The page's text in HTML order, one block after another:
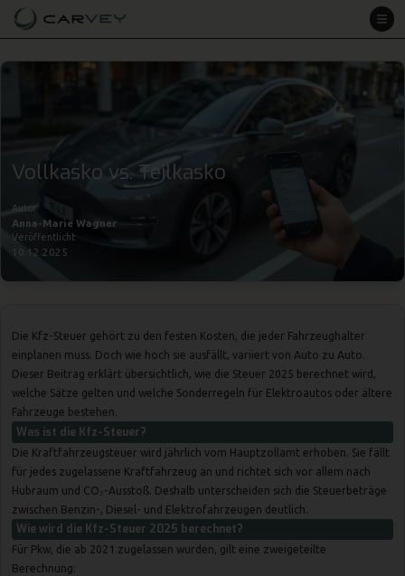
Vollkasko vs. Teilkasko
Autor
Anna-Marie Wagner
Veröffentlicht
10.12.2025
Die Kfz-Steuer gehört zu den festen Kosten, die jeder Fahrzeughalter
einplanen muss. Doch wie hoch sie ausfällt, variiert von Auto zu Auto.
Dieser Beitrag erklärt übersichtlich, wie die Steuer 2025 berechnet wird,
welche Sätze gelten und welche Sonderregeln für Elektroautos oder ältere
Fahrzeuge bestehen.
Was ist die Kfz-Steuer?
Die Kraftfahrzeugsteuer wird jährlich vom Hauptzollamt erhoben. Sie fällt
für jedes zugelassene Kraftfahrzeug an und richtet sich vor allem nach
Hubraum und CO₂-Ausstoß. Deshalb unterscheiden sich die Steuerbeträge
zwischen Benzin-, Diesel- und Elektrofahrzeugen deutlich.
Wie wird die Kfz-Steuer 2025 berechnet?
Für Pkw, die ab 2021 zugelassen wurden, gilt eine zweigeteilte
Berechnung: